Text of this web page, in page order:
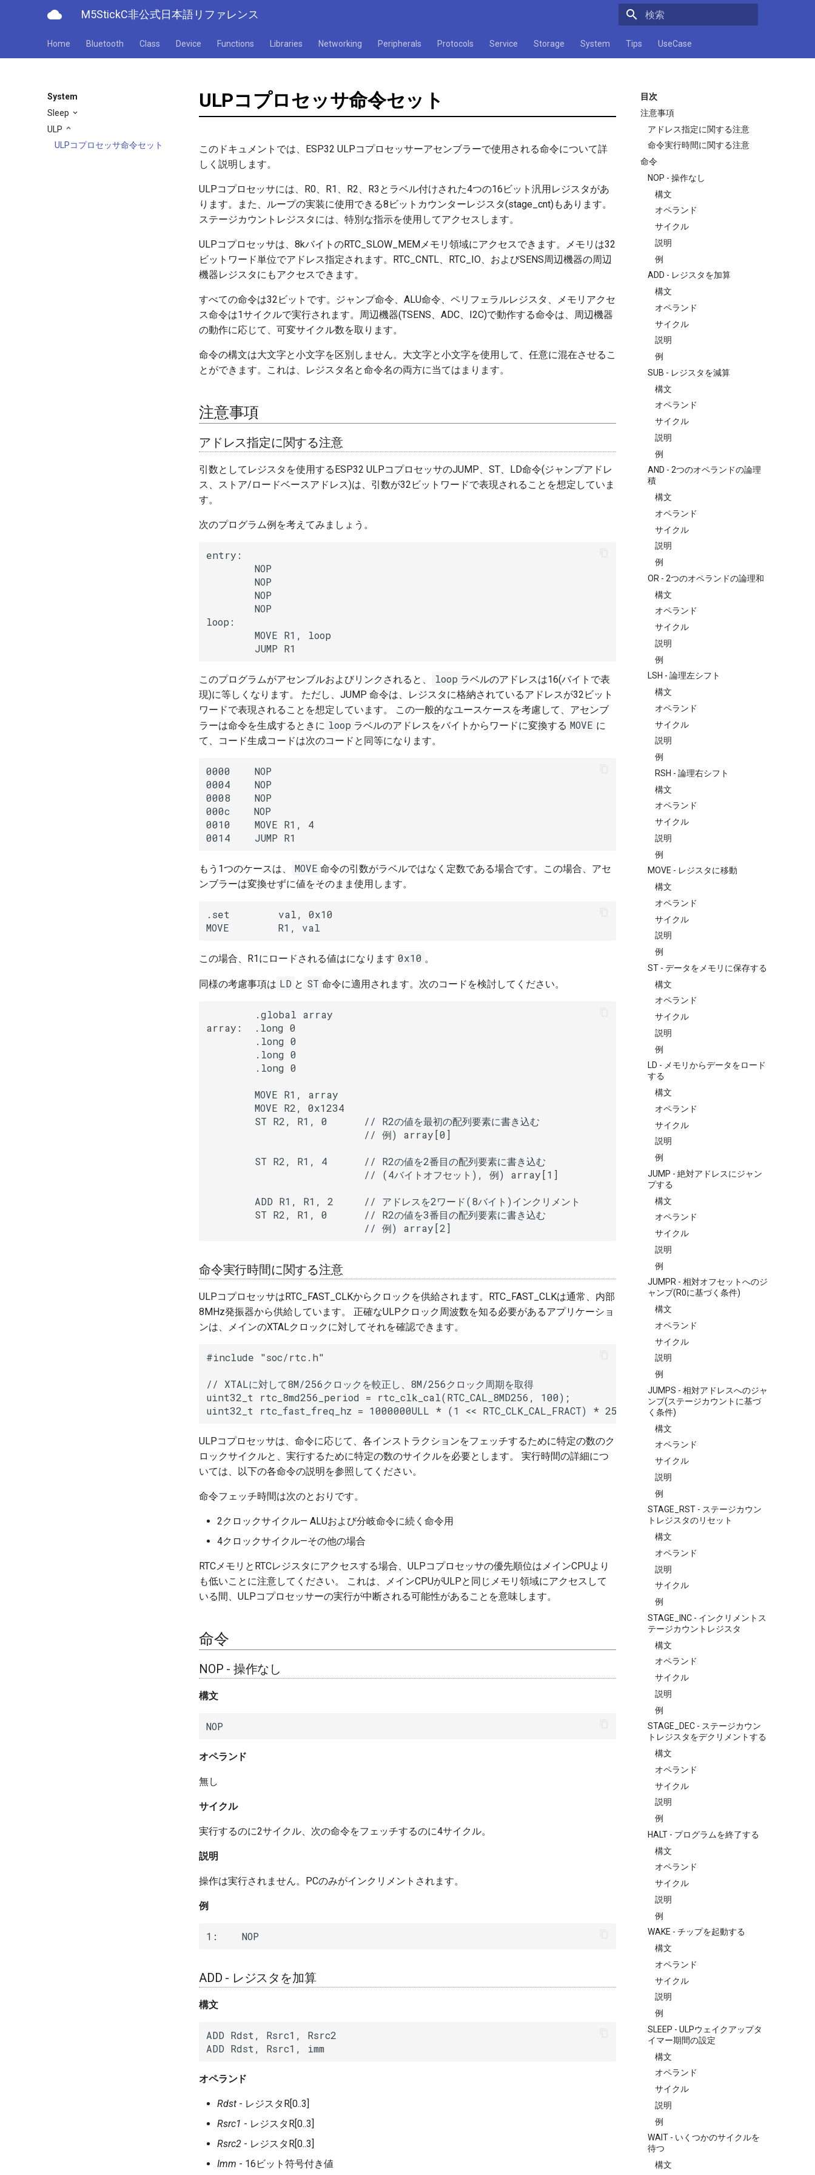
cloud M5StickC非公式日本語リファレンス
Home Bluetooth Class Device Functions Libraries Networking Peripherals Protocols Service Storage System Tips UseCase
System
Sleep
ULP
ULPコプロセッサ命令セット
目次
注意事項
アドレス指定に関する注意
命令実行時間に関する注意
命令
NOP - 操作なし
構文
オペランド
サイクル
説明
例
ADD - レジスタを加算
構文
オペランド
サイクル
説明
例
SUB - レジスタを減算
構文
オペランド
サイクル
説明
例
AND - 2つのオペランドの論理
積
構文
オペランド
サイクル
説明
例
OR - 2つのオペランドの論理和
構文
オペランド
サイクル
説明
例
LSH - 論理左シフト
構文
オペランド
サイクル
説明
例
RSH - 論理右シフト
構文
オペランド
サイクル
説明
例
MOVE - レジスタに移動
構文
オペランド
サイクル
説明
例
ST - データをメモリに保存する
構文
オペランド
サイクル
説明
例
LD - メモリからデータをロード
する
構文
オペランド
サイクル
説明
例
JUMP - 絶対アドレスにジャン
プする
構文
オペランド
サイクル
説明
例
JUMPR - 相対オフセットへのジ
ャンプ(R0に基づく条件)
構文
オペランド
サイクル
説明
例
JUMPS - 相対アドレスへのジャ
ンプ(ステージカウントに基づ
く条件)
構文
オペランド
サイクル
説明
例
STAGE_RST - ステージカウン
トレジスタのリセット
構文
オペランド
説明
サイクル
例
STAGE_INC - インクリメントス
テージカウントレジスタ
構文
オペランド
サイクル
説明
例
STAGE_DEC - ステージカウン
トレジスタをデクリメントする
構文
オペランド
サイクル
説明
例
HALT - プログラムを終了する
構文
オペランド
サイクル
説明
例
WAKE - チップを起動する
構文
オペランド
サイクル
説明
例
SLEEP - ULPウェイクアップタ
イマー期間の設定
構文
オペランド
サイクル
説明
例
WAIT - いくつかのサイクルを
待つ
構文
ULPコプロセッサ命令セット
このドキュメントでは、ESP32 ULPコプロセッサーアセンブラーで使用される命令について詳
しく説明します。
ULPコプロセッサには、R0、R1、R2、R3とラベル付けされた4つの16ビット汎用レジスタがあ
ります。また、ループの実装に使用できる8ビットカウンターレジスタ(stage_cnt)もあります。
ステージカウントレジスタには、特別な指示を使用してアクセスします。
ULPコプロセッサは、8kバイトのRTC_SLOW_MEMメモリ領域にアクセスできます。メモリは32
ビットワード単位でアドレス指定されます。RTC_CNTL、RTC_IO、およびSENS周辺機器の周辺
機器レジスタにもアクセスできます。
すべての命令は32ビットです。ジャンプ命令、ALU命令、ペリフェラルレジスタ、メモリアクセ
ス命令は1サイクルで実行されます。周辺機器(TSENS、ADC、I2C)で動作する命令は、周辺機器
の動作に応じて、可変サイクル数を取ります。
命令の構文は大文字と小文字を区別しません。大文字と小文字を使用して、任意に混在させるこ
とができます。これは、レジスタ名と命令名の両方に当てはまります。
注意事項
アドレス指定に関する注意
引数としてレジスタを使用するESP32 ULPコプロセッサのJUMP、ST、LD命令(ジャンプアドレ
ス、ストア/ロードベースアドレス)は、引数が32ビットワードで表現されることを想定していま
す。
次のプログラム例を考えてみましょう。
entry:
        NOP
        NOP
        NOP
        NOP
loop:
        MOVE R1, loop
        JUMP R1
このプログラムがアセンブルおよびリンクされると、 loop ラベルのアドレスは16(バイトで表
現)に等しくなります。 ただし、JUMP 命令は、レジスタに格納されているアドレスが32ビット
ワードで表現されることを想定しています。 この一般的なユースケースを考慮して、アセンブ
ラーは命令を生成するときに loop ラベルのアドレスをバイトからワードに変換する MOVE に
て、コード生成コードは次のコードと同等になります。
0000    NOP
0004    NOP
0008    NOP
000c    NOP
0010    MOVE R1, 4
0014    JUMP R1
もう1つのケースは、 MOVE 命令の引数がラベルではなく定数である場合です。この場合、アセ
ンブラーは変換せずに値をそのまま使用します。
.set        val, 0x10
MOVE        R1, val
この場合、R1にロードされる値はになります 0x10 。
同様の考慮事項は LD と ST 命令に適用されます。次のコードを検討してください。
        .global array
array:  .long 0
        .long 0
        .long 0
        .long 0
        MOVE R1, array
        MOVE R2, 0x1234
        ST R2, R1, 0      // R2の値を最初の配列要素に書き込む
                          // 例) array[0]
        ST R2, R1, 4      // R2の値を2番目の配列要素に書き込む
                          // (4バイトオフセット), 例) array[1]
        ADD R1, R1, 2     // アドレスを2ワード(8バイト)インクリメント
        ST R2, R1, 0      // R2の値を3番目の配列要素に書き込む
                          // 例) array[2]
命令実行時間に関する注意
ULPコプロセッサはRTC_FAST_CLKからクロックを供給されます。RTC_FAST_CLKは通常、内部
8MHz発振器から供給しています。 正確なULPクロック周波数を知る必要があるアプリケーショ
ンは、メインのXTALクロックに対してそれを確認できます。
#include "soc/rtc.h"
// XTALに対して8M/256クロックを較正し、8M/256クロック周期を取得
uint32_t rtc_8md256_period = rtc_clk_cal(RTC_CAL_8MD256, 100);
uint32_t rtc_fast_freq_hz = 1000000ULL * (1 << RTC_CLK_CAL_FRACT) * 256 / rtc_8md256_period;
ULPコプロセッサは、命令に応じて、各インストラクションをフェッチするために特定の数のク
ロックサイクルと、実行するために特定の数のサイクルを必要とします。 実行時間の詳細につ
いては、以下の各命令の説明を参照してください。
命令フェッチ時間は次のとおりです。
2クロックサイクル— ALUおよび分岐命令に続く命令用
4クロックサイクル—その他の場合
RTCメモリとRTCレジスタにアクセスする場合、ULPコプロセッサの優先順位はメインCPUより
も低いことに注意してください。 これは、メインCPUがULPと同じメモリ領域にアクセスして
いる間、ULPコプロセッサーの実行が中断される可能性があることを意味します。
命令
NOP - 操作なし
構文
NOP
オペランド
無し
サイクル
実行するのに2サイクル、次の命令をフェッチするのに4サイクル。
説明
操作は実行されません。PCのみがインクリメントされます。
例
1:    NOP
ADD - レジスタを加算
構文
ADD Rdst, Rsrc1, Rsrc2
ADD Rdst, Rsrc1, imm
オペランド
Rdst - レジスタR[0..3]
Rsrc1 - レジスタR[0..3]
Rsrc2 - レジスタR[0..3]
Imm - 16ビット符号付き値